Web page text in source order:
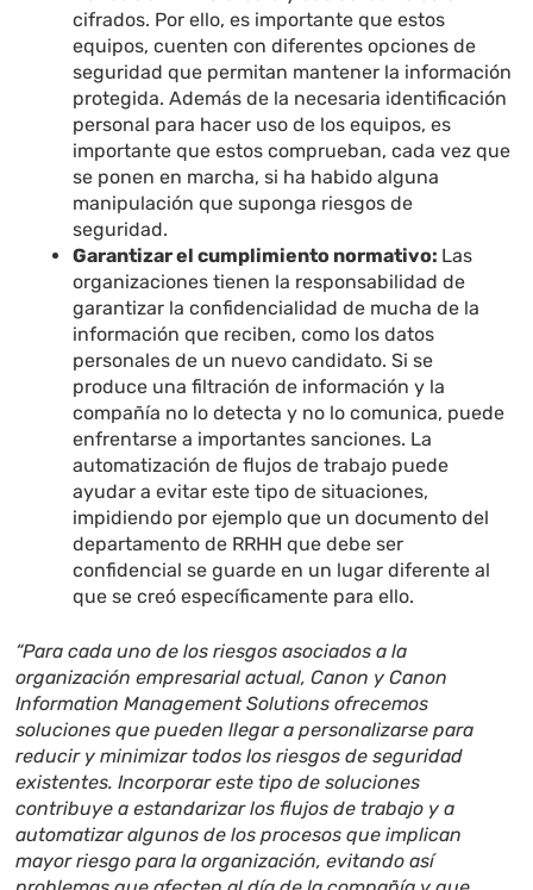
cifrados. Por ello, es importante que estos
equipos, cuenten con diferentes opciones de
seguridad que permitan mantener la información
protegida. Además de la necesaria identificación
personal para hacer uso de los equipos, es
importante que estos comprueban, cada vez que
se ponen en marcha, si ha habido alguna
manipulación que suponga riesgos de
seguridad.
Garantizar el cumplimiento normativo: Las
organizaciones tienen la responsabilidad de
garantizar la confidencialidad de mucha de la
información que reciben, como los datos
personales de un nuevo candidato. Si se
produce una filtración de información y la
compañía no lo detecta y no lo comunica, puede
enfrentarse a importantes sanciones. La
automatización de flujos de trabajo puede
ayudar a evitar este tipo de situaciones,
impidiendo por ejemplo que un documento del
departamento de RRHH que debe ser
confidencial se guarde en un lugar diferente al
que se creó específicamente para ello.
“Para cada uno de los riesgos asociados a la
organización empresarial actual, Canon y Canon
Information Management Solutions ofrecemos
soluciones que pueden llegar a personalizarse para
reducir y minimizar todos los riesgos de seguridad
existentes. Incorporar este tipo de soluciones
contribuye a estandarizar los flujos de trabajo y a
automatizar algunos de los procesos que implican
mayor riesgo para la organización, evitando así